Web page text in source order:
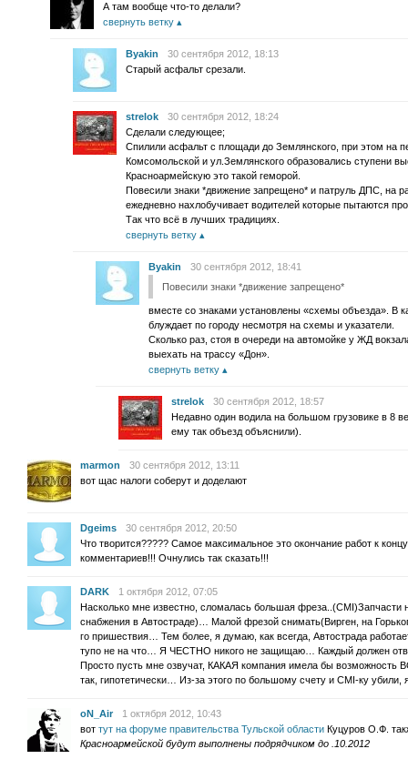
А там вообще что-то делали?
свернуть ветку
Byakin
30 сентября 2012, 18:13
Старый асфальт срезали.
strelok
30 сентября 2012, 18:24
Сделали следующее;
Спилили асфальт с площади до Землянского, при этом на
Комсомольской и ул.Землянского образовались ступени
Красноармейскую это такой геморой.
Повесили знаки *движение запрещено* и патруль ДПС, на
ежедневно нахлобучивает водителей которые пытаются
Так что всё в лучших традициях.
свернуть ветку
Byakin
30 сентября 2012, 18:41
Повесили знаки *движение запрещено*
вместе со знаками установлены «схемы объезда». В
блуждает по городу несмотря на схемы и указатели.
Сколько раз, стоя в очереди на автомойке у ЖД
выехать на трассу «Дон».
свернуть ветку
strelok
30 сентября 2012, 18:57
Недавно один водила на большом грузовике в 8
ему так объезд объяснили).
marmon
30 сентября 2012, 13:11
вот щас налоги соберут и доделают
Dgeims
30 сентября 2012, 20:50
Что творится????? Самое максимальное это окончание работ к
комментариев!!! Очнулись так сказать!!!
DARK
1 октября 2012, 07:05
Насколько мне известно, сломалась большая
снабжения в Автостраде)… Малой фрезой снимать(Вирген, на
го пришествия… Тем более, я думаю, как всегда, Автострада
тупо не на что… Я ЧЕСТНО никого не защищаю… Каждый должен
Просто пусть мне озвучат, КАКАЯ компания имела бы возможность
так, гипотетически… Из-за этого по большому счету и СМI-ку убили,
oN_Air
1 октября 2012, 10:43
вот тут на форуме правительства Тульской области Куцуров О.Ф.
Красноармейской будут выполнены подрядчиком до .10.2012